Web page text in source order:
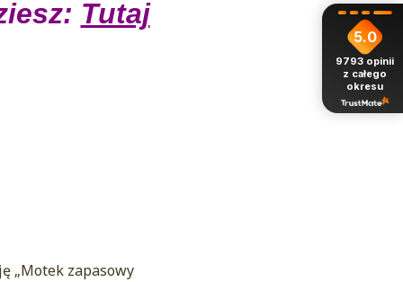
Tutaj
„Motek zapasowy
5.0
9793 opinii
z całego
okresu